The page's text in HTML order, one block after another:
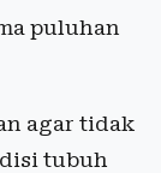
puluhan
agar tidak
tubuh